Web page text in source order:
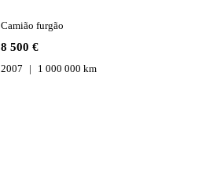
8 500 €
Camião furgão
2007 1 000 000 km